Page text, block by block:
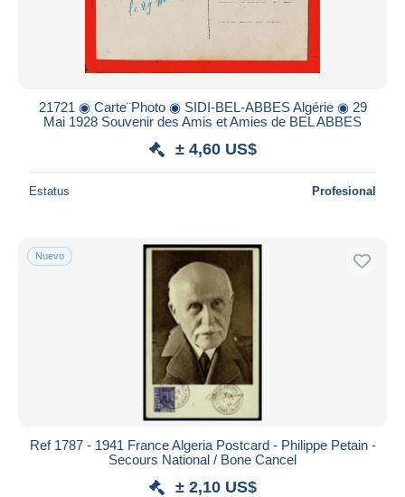
21721 ◉ Carte¨Photo ◉ SIDI-BEL-ABBES Algérie ◉ 29
Mai 1928 Souvenir des Amis et Amies de BEL ABBES
± 4,60 US$
Estatus Profesional
Nuevo
Ref 1787 - 1941 France Algeria Postcard - Philippe Petain -
Secours National / Bone Cancel
± 2,10 US$